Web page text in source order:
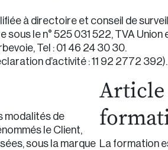
à directoire et conseil de
le n° 525 031 522, TVA
Tel : 01 46 24 30 30.
d’activité : 11 92 2772 392).
modalités de
le Client,
sous la marque
Article
La formation